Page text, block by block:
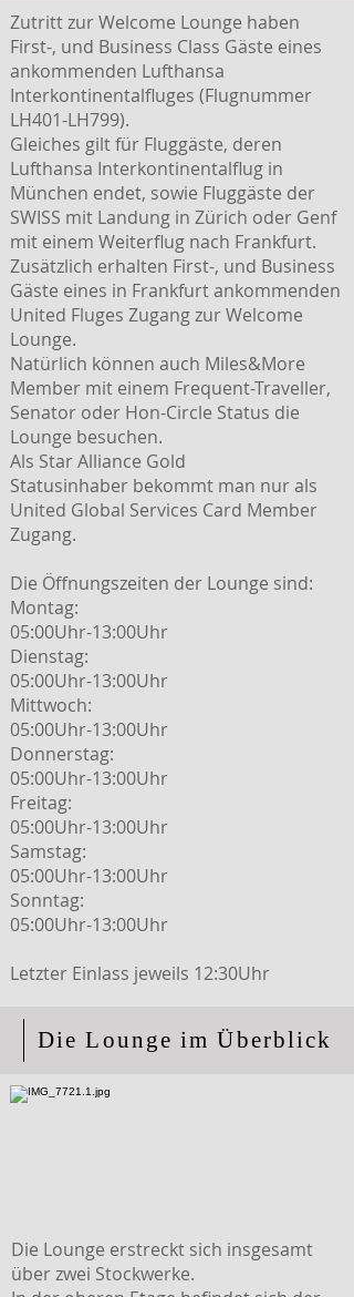
Zutritt zur Welcome Lounge haben
First-, und Business Class Gäste eines
ankommenden Lufthansa
Interkontinentalfluges (Flugnummer
LH401-LH799).
Gleiches gilt für Fluggäste, deren
Lufthansa Interkontinentalflug in
München endet, sowie Fluggäste der
SWISS mit Landung in Zürich oder Genf
mit einem Weiterflug nach Frankfurt.
Zusätzlich erhalten First-, und Business
Gäste eines in Frankfurt ankommenden
United Fluges Zugang zur Welcome
Lounge.
Natürlich können auch Miles&More
Member mit einem Frequent-Traveller,
Senator oder Hon-Circle Status die
Lounge besuchen.
Als Star Alliance Gold
Statusinhaber bekommt man nur als
United Global Services Card Member
Zugang.
Die Öffnungszeiten der Lounge sind:
Montag:
05:00Uhr-13:00Uhr
Dienstag:
05:00Uhr-13:00Uhr
Mittwoch:
05:00Uhr-13:00Uhr
Donnerstag:
05:00Uhr-13:00Uhr
Freitag:
05:00Uhr-13:00Uhr
Samstag:
05:00Uhr-13:00Uhr
Sonntag:
05:00Uhr-13:00Uhr
Letzter Einlass jeweils 12:30Uhr
Die Lounge im Überblick
Die Lounge erstreckt sich insgesamt
über zwei Stockwerke.